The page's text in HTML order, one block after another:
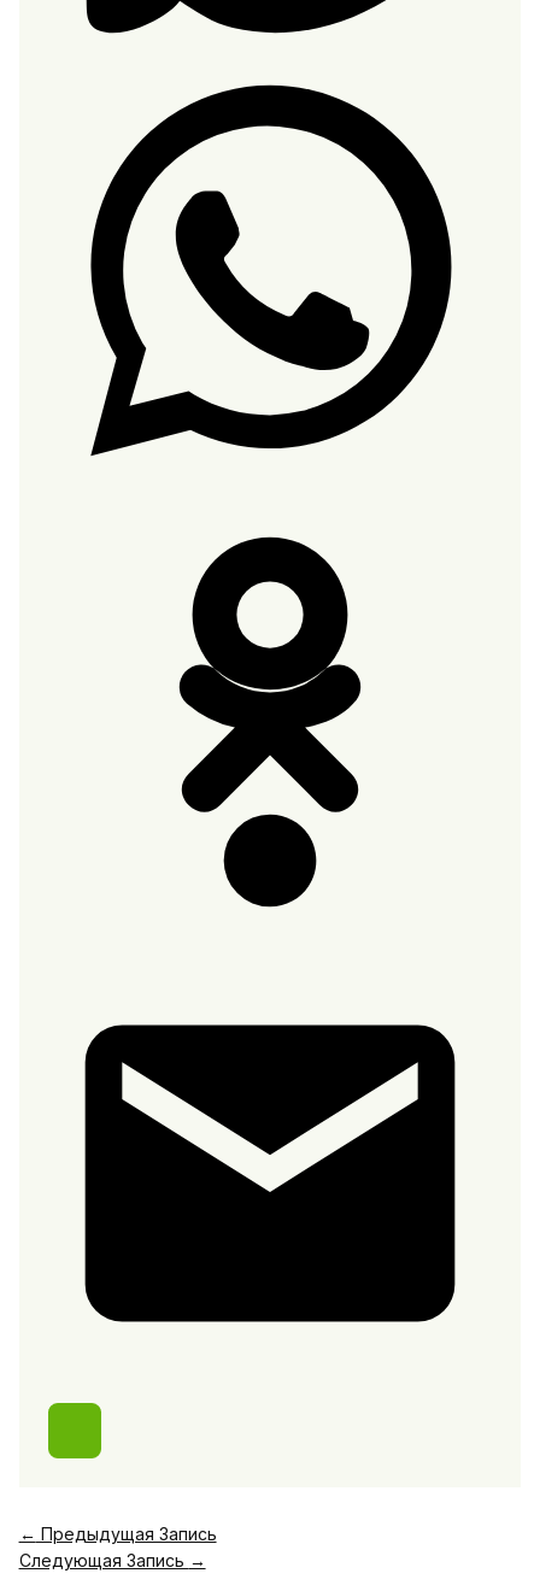
← Предыдущая Запись
Следующая Запись →